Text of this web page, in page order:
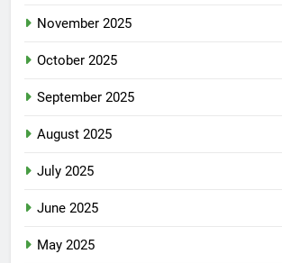
November 2025
October 2025
September 2025
August 2025
July 2025
June 2025
May 2025